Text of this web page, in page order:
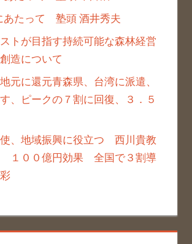
あたって 塾頭 酒井秀夫
トが目指す持続可能な森林経営
造について
元に還元青森県、台湾に派遣、
、ピークの７割に回復、３．５
、地域振興に役立つ 西川貴教
１００億円効果 全国で３割導